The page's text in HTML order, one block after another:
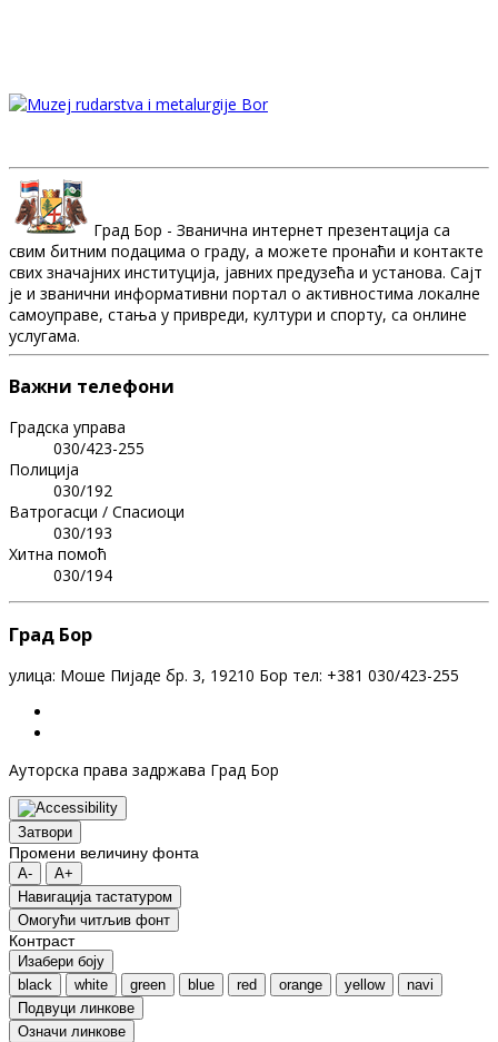
Град Бор - Званична интернет презентација са
свим битним подацима о граду, а можете пронаћи и контакте
свих значајних институција, јавних предузећа и установа. Сајт
је и званични информативни портал о активностима локалне
самоуправе, стања у привреди, култури и спорту, са онлине
услугама.
Важни телефони
Градска управа
030/423-255
Полиција
030/192
Ватрогасци / Спасиоци
030/193
Хитна помоћ
030/194
Град Бор
улица: Моше Пијаде бр. 3, 19210 Бор тел: +381 030/423-255
Ауторска права задржава Град Бор
Затвори
Промени величину фонта
A-
A+
Навигација тастатуром
Oмогући читљив фонт
Контраст
Изабери боју
black
white green blue red orange yellow
navi
Подвуци линкове
Означи линкове